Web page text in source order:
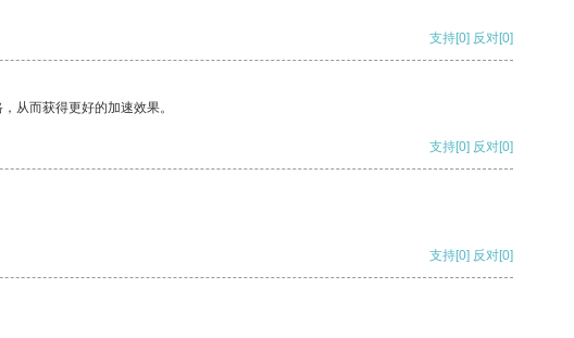
支持[0] 反对[0]
从而获得更好的加速效果。
支持[0] 反对[0]
支持[0] 反对[0]